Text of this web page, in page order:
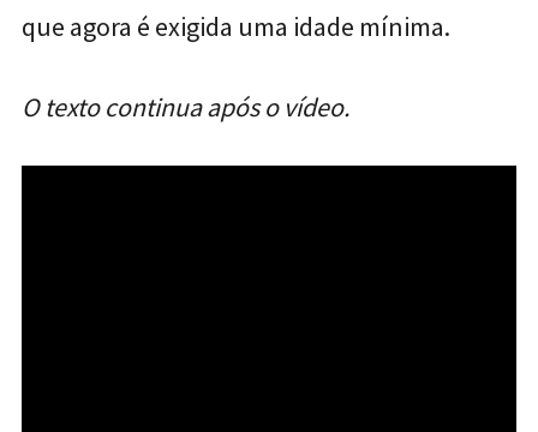
que agora é exigida uma idade mínima.
O texto continua após o vídeo.